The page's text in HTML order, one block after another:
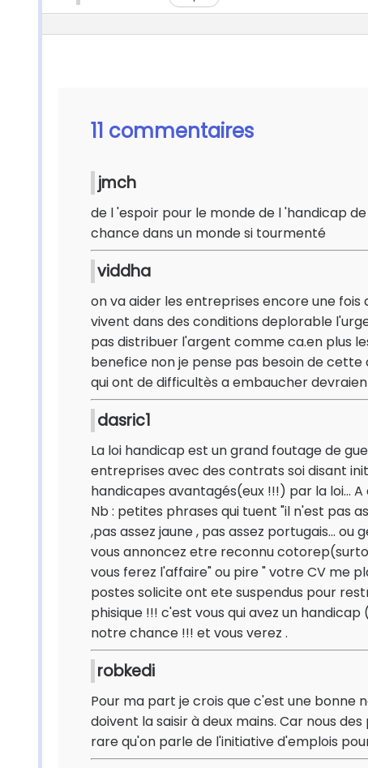
11 commentaires
jmch
de l 'espoir pour le monde de l 'handicap
chance dans un monde si tourmenté
viddha
on va aider les entreprises encore une
vivent dans des conditions deplorable
pas distribuer l'argent comme ca.en plus
benefice non je pense pas besoin de
qui ont de difficultès a embaucher
dasric1
La loi handicap est un grand foutage de
entreprises avec des contrats soi disant
handicapes avantagés(eux !!!) par la loi...
Nb : petites phrases qui tuent "il n'est pas
,pas assez jaune , pas assez portugais...
vous annoncez etre reconnu
vous ferez l'affaire" ou pire " votre CV me
postes solicite ont ete suspendus pour
phisique !!! c'est vous qui avez un
notre chance !!! et vous verez .
robkedi
Pour ma part je crois que c'est une bonne
doivent la saisir à deux mains. Car nous
rare qu'on parle de l'initiative d'emplois